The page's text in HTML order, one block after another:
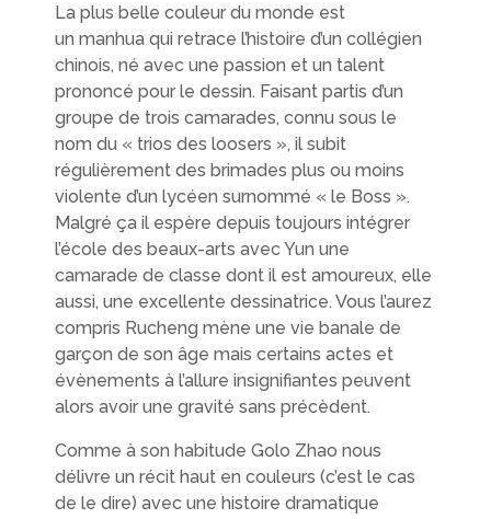
La plus belle couleur du monde est
un manhua qui retrace l’histoire d’un collégien
chinois, né avec une passion et un talent
prononcé pour le dessin. Faisant partis d’un
groupe de trois camarades, connu sous le
nom du « trios des loosers », il subit
régulièrement des brimades plus ou moins
violente d’un lycéen surnommé « le Boss ».
Malgré ça il espère depuis toujours intégrer
l’école des beaux-arts avec Yun une
camarade de classe dont il est amoureux, elle
aussi, une excellente dessinatrice. Vous l’aurez
compris Rucheng mène une vie banale de
garçon de son âge mais certains actes et
évènements à l’allure insignifiantes peuvent
alors avoir une gravité sans précèdent.
Comme à son habitude Golo Zhao nous
délivre un récit haut en couleurs (c’est le cas
de le dire) avec une histoire dramatique